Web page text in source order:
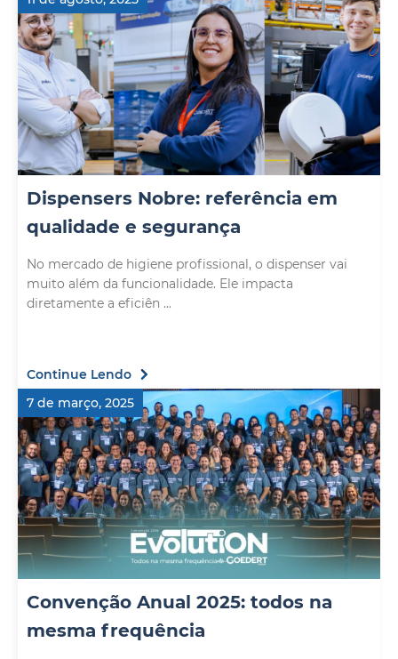
Dispensers Nobre: referência em
qualidade e segurança
No mercado de higiene profissional, o dispenser vai
muito além da funcionalidade. Ele impacta
diretamente a eficiên ...
Continue Lendo
7 de março, 2025
Convenção Anual 2025: todos na
mesma frequência